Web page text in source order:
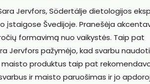
Jervfors, Södertälje dietologijos
Švedijoje. Pranešėja
formavimą nuo vaikystės. Taip pat
Jervfors pažymėjo, kad svarbu naudoti
produktus taip pat
ir maisto paruošimas ir jo